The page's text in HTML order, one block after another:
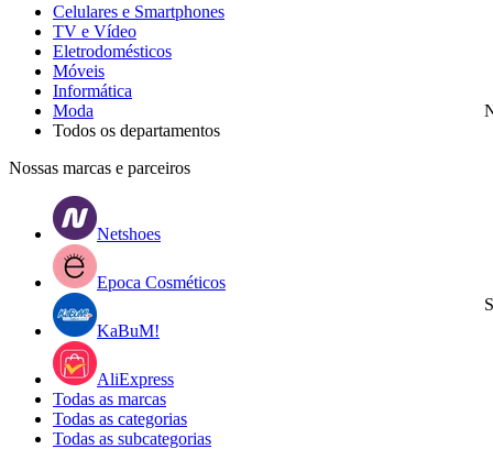
Celulares e Smartphones
TV e Vídeo
Eletrodomésticos
Móveis
Informática
Moda
Todos os departamentos
Nossas marcas e parceiros
Netshoes
Epoca Cosméticos
KaBuM!
AliExpress
Todas as marcas
Todas as categorias
Todas as subcategorias